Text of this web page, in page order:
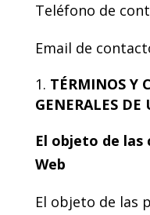
Teléfono de
Email de
TÉRMINOS Y
GENERALES DE
El objeto de las
Web
El objeto de las